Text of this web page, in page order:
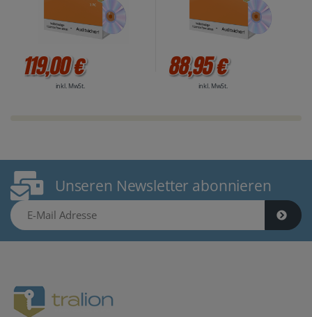
119,00 €
inkl. MwSt.
88,95 €
inkl. MwSt.
Unseren Newsletter abonnieren
E-Mail Adresse